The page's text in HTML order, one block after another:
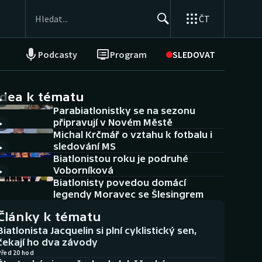
ČT
Podcasty Program SLEDOVAT
NEPŘEHLÉDNĚTE
Historické návraty
Aplikace ČT sport
AZ kvíz
k tématu
Parabiatlonistky se na sezonu
připravují v Novém Městě
Michal Krčmář o vztahu k fotbalu i
sledování MS
Biatlonistou roku je podruhé
Voborníková
Biatlonisty povedou domácí
legendy Moravec se Šlesingrem
k tématu
Jacquelin si plní cyklistický sen,
ho dva závody
20 hod